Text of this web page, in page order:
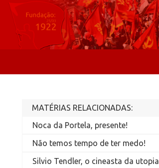
MATÉRIAS RELACIONADAS:
Noca da Portela, presente!
Não temos tempo de ter medo!
Silvio Tendler, o cineasta da utopia